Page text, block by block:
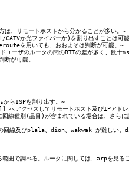
は、リモートホストから分かることが多い。~
CATVか光ファイバーか)を割り出すことは可
を用いても、おおよそは判断が可能。~
ユーザのルータの間のRTTの差が多く、数十
断が可能。
からISPを割り出す。~
セスしてリモートホスト及びIPアドレ
種別(品目)が含まれている場合は、さらに
線及びplala、dion、wakwak が難しい。
範囲で調べる。ルータに関しては、arpを見